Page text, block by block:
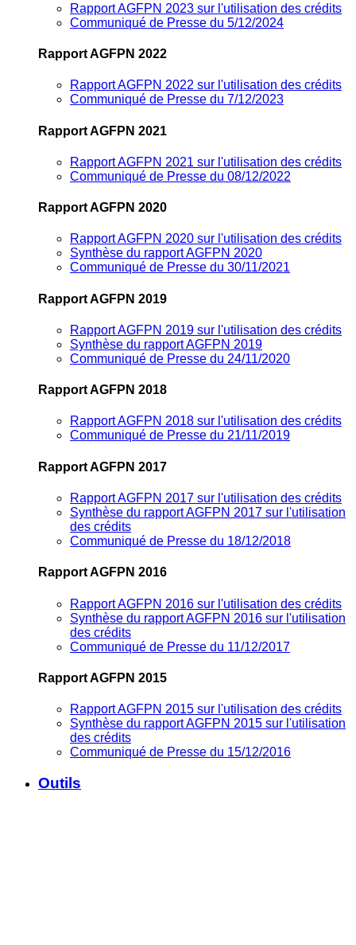
Rapport AGFPN 2023 sur l'utilisation des crédits
Communiqué de Presse du 5/12/2024
Rapport AGFPN 2022
Rapport AGFPN 2022 sur l'utilisation des crédits
Communiqué de Presse du 7/12/2023
Rapport AGFPN 2021
Rapport AGFPN 2021 sur l'utilisation des crédits
Communiqué de Presse du 08/12/2022
Rapport AGFPN 2020
Rapport AGFPN 2020 sur l'utilisation des crédits
Synthèse du rapport AGFPN 2020
Communiqué de Presse du 30/11/2021
Rapport AGFPN 2019
Rapport AGFPN 2019 sur l'utilisation des crédits
Synthèse du rapport AGFPN 2019
Communiqué de Presse du 24/11/2020
Rapport AGFPN 2018
Rapport AGFPN 2018 sur l'utilisation des crédits
Communiqué de Presse du 21/11/2019
Rapport AGFPN 2017
Rapport AGFPN 2017 sur l'utilisation des crédits
Synthèse du rapport AGFPN 2017 sur l'utilisation
des crédits
Communiqué de Presse du 18/12/2018
Rapport AGFPN 2016
Rapport AGFPN 2016 sur l'utilisation des crédits
Synthèse du rapport AGFPN 2016 sur l'utilisation
des crédits
Communiqué de Presse du 11/12/2017
Rapport AGFPN 2015
Rapport AGFPN 2015 sur l'utilisation des crédits
Synthèse du rapport AGFPN 2015 sur l'utilisation
des crédits
Communiqué de Presse du 15/12/2016
Outils